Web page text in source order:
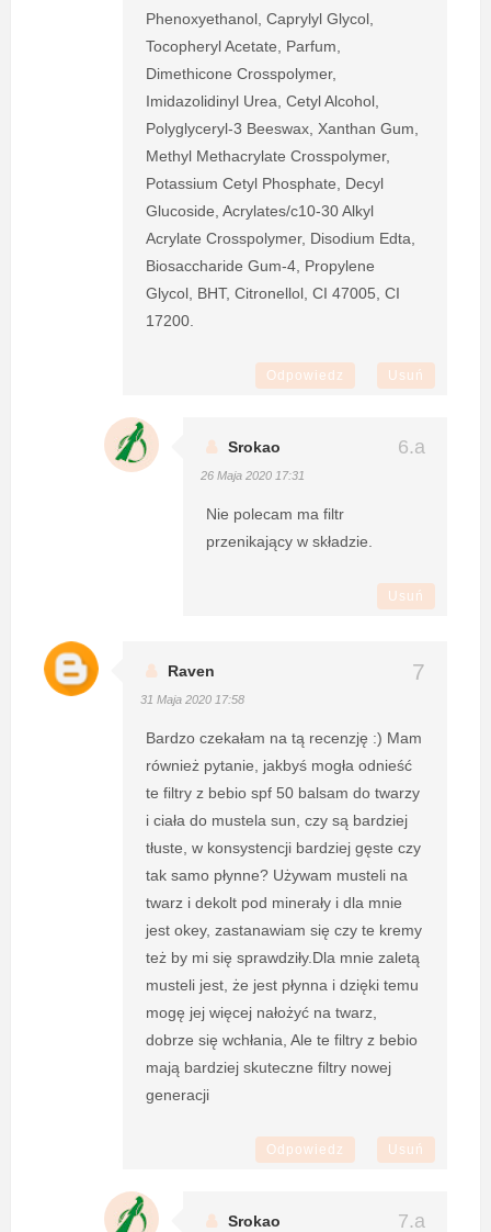
Phenoxyethanol, Caprylyl Glycol,
Tocopheryl Acetate, Parfum,
Dimethicone Crosspolymer,
Imidazolidinyl Urea, Cetyl Alcohol,
Polyglyceryl-3 Beeswax, Xanthan Gum,
Methyl Methacrylate Crosspolymer,
Potassium Cetyl Phosphate, Decyl
Glucoside, Acrylates/c10-30 Alkyl
Acrylate Crosspolymer, Disodium Edta,
Biosaccharide Gum-4, Propylene
Glycol, BHT, Citronellol, CI 47005, CI
17200.
Odpowiedz Usuń
Srokao
26 Maja 2020 17:31
Nie polecam ma filtr
przenikający w składzie.
Usuń
Raven
31 Maja 2020 17:58
Bardzo czekałam na tą recenzję :) Mam
również pytanie, jakbyś mogła odnieść
te filtry z bebio spf 50 balsam do twarzy
i ciała do mustela sun, czy są bardziej
tłuste, w konsystencji bardziej gęste czy
tak samo płynne? Używam musteli na
twarz i dekolt pod minerały i dla mnie
jest okey, zastanawiam się czy te kremy
też by mi się sprawdziły.Dla mnie zaletą
musteli jest, że jest płynna i dzięki temu
mogę jej więcej nałożyć na twarz,
dobrze się wchłania, Ale te filtry z bebio
mają bardziej skuteczne filtry nowej
generacji
Odpowiedz Usuń
Srokao